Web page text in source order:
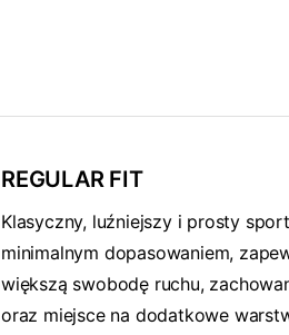
REGULAR FIT
Klasyczny, luźniejszy i prosty
minimalnym dopasowaniem,
większą swobodę ruchu,
oraz miejsce na dodatkowe